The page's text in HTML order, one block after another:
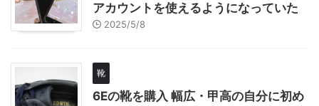
アカウントを使えるようになっていた
2025/5/8
靴
6Eの靴を購入 幅広・甲高の自分に初め